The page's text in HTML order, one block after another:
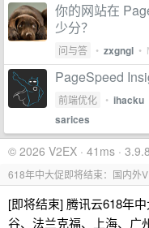
你的网站在
少分？
问与答 • zxgngl •
PageSpeed
前端优化 • ihacku
sarices
© 2026 V2EX · 41ms ·
618年中大促即将结束：国内外
[即将结束] 腾讯云618年
谷、法兰克福、上海、广